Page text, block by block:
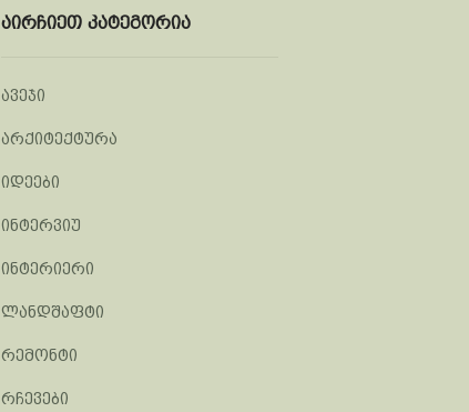
აირჩიეთ კატეგორია
ავეჯი
არქიტექტურა
იდეები
ინტერვიუ
ინტერიერი
ლანდშაფტი
რემონტი
რჩევები